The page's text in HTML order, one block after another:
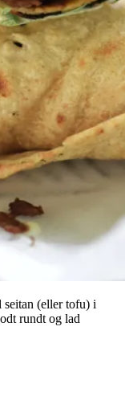
seitan (eller tofu) i
rundt og lad